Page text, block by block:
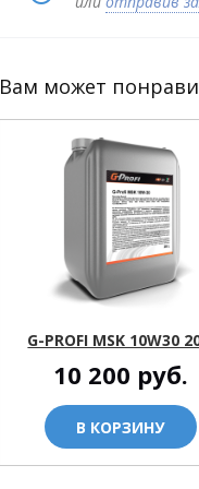
Вам может
G-PROFI MSK 10W30
10 200 руб.
В КОРЗИНУ